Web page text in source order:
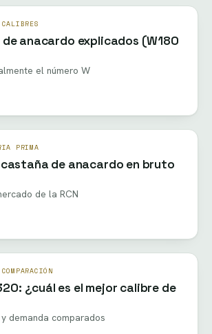
anacardo explicados (W180
el número W
PRIMA
de anacardo en bruto
de la RCN
¿cuál es el mejor calibre de
demanda comparados